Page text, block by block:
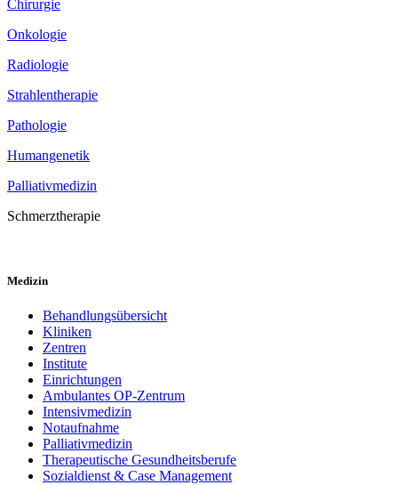
Chirurgie
Onkologie
Radiologie
Strahlentherapie
Pathologie
Humangenetik
Palliativmedizin
Schmerztherapie
Medizin
Behandlungsübersicht
Kliniken
Zentren
Institute
Einrichtungen
Ambulantes OP-Zentrum
Intensivmedizin
Notaufnahme
Palliativmedizin
Therapeutische Gesundheitsberufe
Sozialdienst & Case Management